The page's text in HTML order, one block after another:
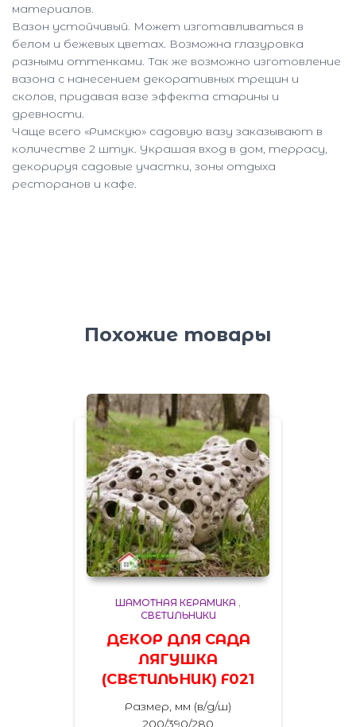
материалов.
Вазон устойчивый. Может изготавливаться в
белом и бежевых цветах. Возможна глазуровка
разными оттенками. Так же возможно изготовление
вазона с нанесением декоративных трещин и
сколов, придавая вазе эффекта старины и
древности.
Чаще всего «Римскую» садовую вазу заказывают в
количестве 2 штук. Украшая вход в дом, террасу,
декорируя садовые участки, зоны отдыха
ресторанов и кафе.
Похожие товары
ШАМОТНАЯ КЕРАМИКА ,
СВЕТИЛЬНИКИ
ДЕКОР ДЛЯ САДА
ЛЯГУШКА
(СВЕТИЛЬНИК) F021
Размер, мм (в/д/ш)
200/390/280